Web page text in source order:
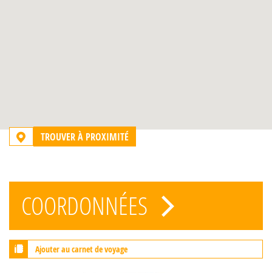
TROUVER À PROXIMITÉ
COORDONNÉES
Ajouter au carnet de voyage